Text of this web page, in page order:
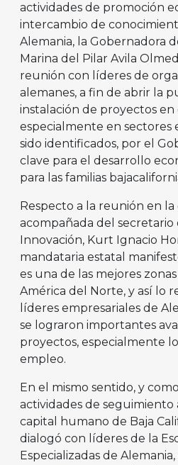
actividades de promoción
intercambio de
Alemania, la Gobernadora
Marina del Pilar Avila
reunión con líderes de
alemanes, a fin de abrir la
instalación de proyectos en
especialmente en sectores
sido identificados, por el
clave para el desarrollo
para las familias
Respecto a la reunión en
acompañada del secretario
Innovación, Kurt Ignacio
mandataria estatal
es una de las mejores
América del Norte, y así lo
líderes empresariales de
se lograron importantes
proyectos, especialmente
empleo.
En el mismo sentido, y
actividades de seguimiento
capital humano de Baja
dialogó con líderes de la
Especializadas de